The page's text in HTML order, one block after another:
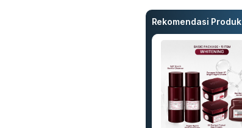
Rekomendasi Produk